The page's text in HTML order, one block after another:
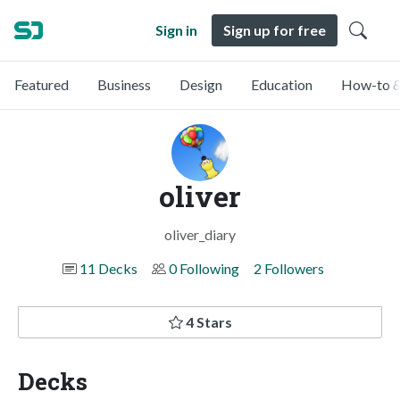
Sign in Sign up for free
Featured Business Design Education How-to
oliver
oliver_diary
11 Decks
0 Following 2 Followers
4 Stars
Decks